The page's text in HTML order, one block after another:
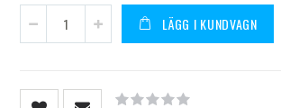
LÄGG I KUNDVAGN
Rating: